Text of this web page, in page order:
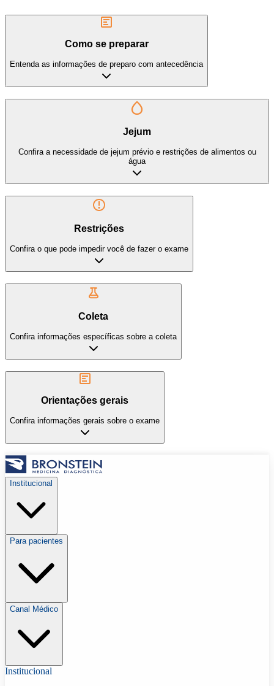
Como se preparar
Entenda as informações de preparo com antecedência
Jejum
Confira a necessidade de jejum prévio e restrições de alimentos ou
água
Restrições
Confira o que pode impedir você de fazer o exame
Coleta
Confira informações específicas sobre a coleta
Orientações gerais
Confira informações gerais sobre o exame
Institucional
Para pacientes
Canal Médico
Institucional